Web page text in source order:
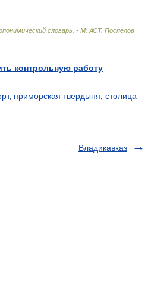
словарь. - М: АСТ. Поспелов
контрольную работу
, приморская твердыня столица
Владикавказ